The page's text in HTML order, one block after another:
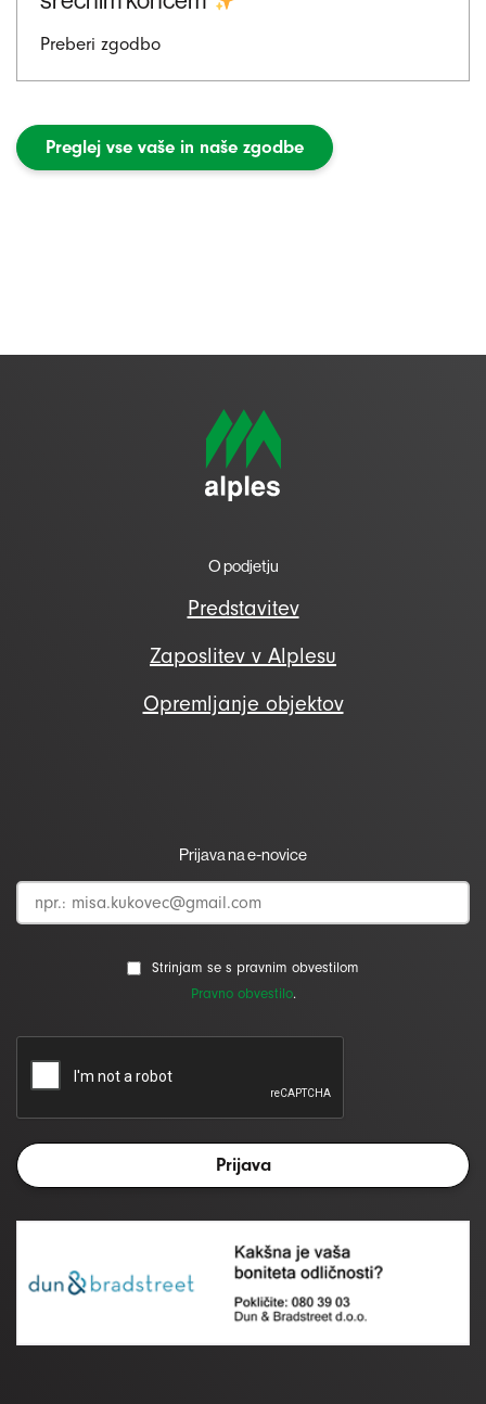
Preberi zgodbo
Preglej vse vaše in naše zgodbe
O podjetju
Predstavitev
Zaposlitev v Alplesu
Opremljanje objektov
Prijava na e-novice
Strinjam se s pravnim obvestilom
Pravno obvestilo.